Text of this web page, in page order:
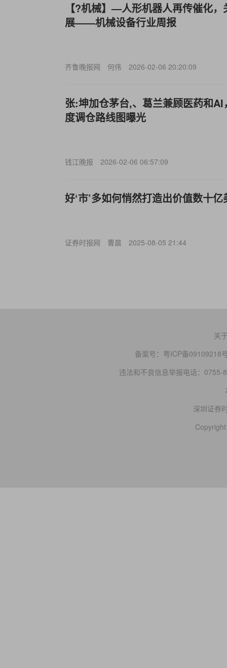
【?机械】—人形机器人再传催化
展——机械设备行业周报
齐鲁晚报网 何伟 2026-02-06 20:20:09
张:坤加仓茅台,、葛兰兼顾医药和
度调仓路线图曝光
钱江晚报 2026-02-06 06:57:09
好‘市’多如何悄然打造出价值数十
证券时报网 曹晨 2025-08-05 21:44
关
备案号： 粤ICP备09109218
违法和不良信息举报电话：0755-
深圳证券